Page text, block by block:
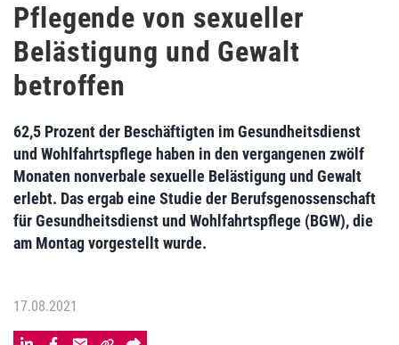
Pflegende von sexueller
Belästigung und Gewalt
betroffen
62,5 Prozent der Beschäftigten im Gesundheitsdienst
und Wohlfahrtspflege haben in den vergangenen zwölf
Monaten nonverbale sexuelle Belästigung und Gewalt
erlebt. Das ergab eine Studie der Berufsgenossenschaft
für Gesundheitsdienst und Wohlfahrtspflege (BGW), die
am Montag vorgestellt wurde.
17.08.2021